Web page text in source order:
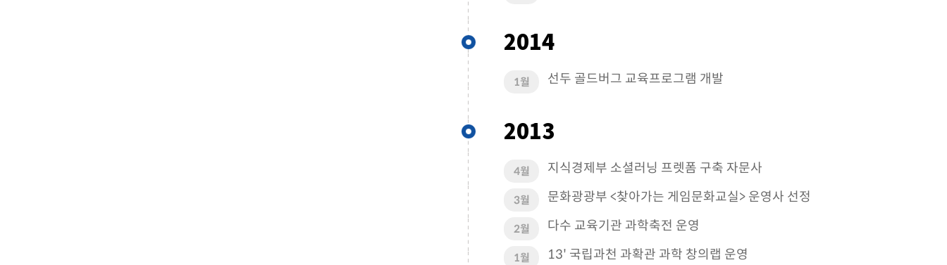
2014
1월 선두 골드버그 교육프로그램 개발
2013
4월 지식경제부 소셜러닝 프렛폼 구축 자문사
3월 문화광광부 <찾아가는 게임문화교실> 운영사 선정
2월 다수 교육기관 과학축전 운영
1월 13' 국립과천 과확관 과학 창의랩 운영